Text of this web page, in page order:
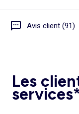
Avis client (91)
Les